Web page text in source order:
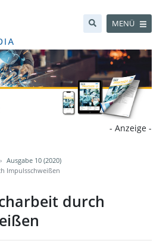
MENÜ
- Anzeige -
Ausgabe 10 (2020)
Impulsschweißen
durch